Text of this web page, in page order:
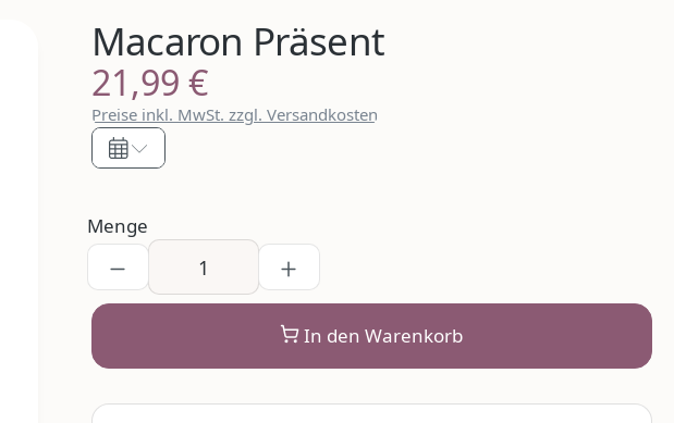
Macaron Präsent
Regulärer Preis:
21,99 €
Preise inkl. MwSt. zzgl. Versandkosten
Menge
In den Warenkorb